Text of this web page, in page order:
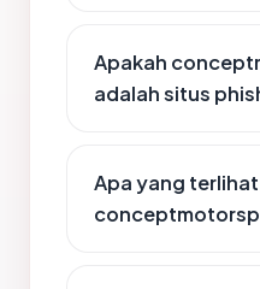
Apakah
adalah situs
Apa yang